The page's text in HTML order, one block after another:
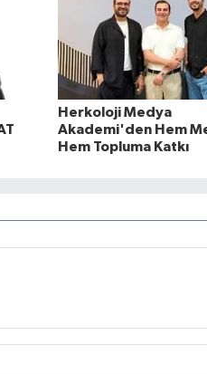
Herkoloji Medya
Akademi'den Hem
Hem Topluma Katkı